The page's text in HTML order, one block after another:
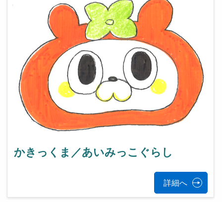
かきっくま／あいみっこぐらし
詳細へ